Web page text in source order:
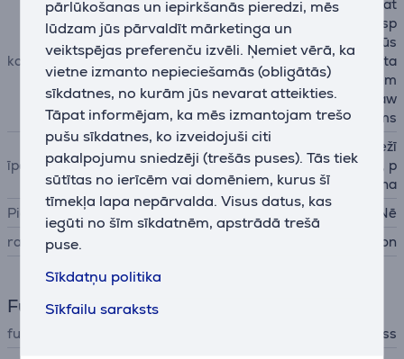
pārlūkošanas un iepirkšanās pieredzi, mēs
lūdzam jūs pārvaldīt mārketinga un
veiktspējas preferenču izvēli. Ņemiet vērā, ka
vietne izmanto nepieciešamās (obligātās)
sīkdatnes, no kurām jūs nevarat atteikties.
Tāpat informējam, ka mēs izmantojam trešo
pušu sīkdatnes, ko izveidojuši citi
pakalpojumu sniedzēji (trešās puses). Tās tiek
sūtītas no ierīcēm vai domēniem, kurus šī
tīmekļa lapa nepārvalda. Visus datus, kas
iegūti no šīm sīkdatnēm, apstrādā trešā
puse.
Sīkdatņu politika
Sīkfailu saraksts
komplektācija
Dyson Supersonic Nural mat
u fēns, difuzors viļņiem un sp
rogām, saudzīgas gaisa plūs
mas piederums, koncentrēta
s gaisa plūsmas uzgalis, ķem
me ar retiem zariņiem, Flyaw
ay piederums
īpašības
galvas ādas aizsardzības režī
ms, piederumu noteikšana, p
auzes noteikšana
Pie sienas stiprināms
Nē
ražotājs
Dyson
Funkcijas
funkcijas aukstais gaiss